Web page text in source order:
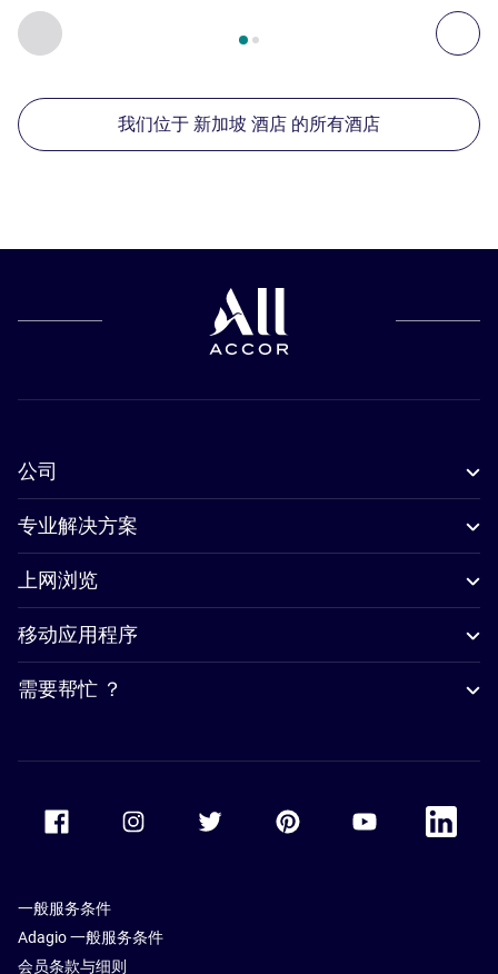
上一个 - 我们在附近的其他酒店 下
第 页，共 , 我们在附近的其他酒店 1 :, 我们在附近的
我们位于 新加坡 酒店 的所有酒店
公司
专业解决方案
上网浏览
移动应用程序
需要帮忙 ？
Accor Facebook Accor TwitterAccor PinterestAccor Youtube
Accor
一般服务条件
Adagio 一般服务条件
会员条款与细则